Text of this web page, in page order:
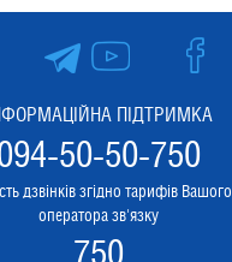
ПІДТРИМКА
50-50-750
дзвінків згідно тарифів Вашого
оператора зв'язку
750